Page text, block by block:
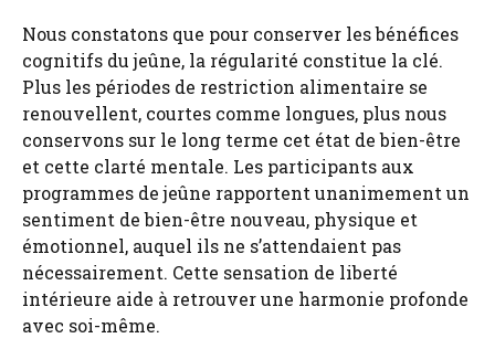
Nous constatons que pour conserver les bénéfices
cognitifs du jeûne, la régularité constitue la clé.
Plus les périodes de restriction alimentaire se
renouvellent, courtes comme longues, plus nous
conservons sur le long terme cet état de bien-être
et cette clarté mentale. Les participants aux
programmes de jeûne rapportent unanimement un
sentiment de bien-être nouveau, physique et
émotionnel, auquel ils ne s’attendaient pas
nécessairement. Cette sensation de liberté
intérieure aide à retrouver une harmonie profonde
avec soi-même.